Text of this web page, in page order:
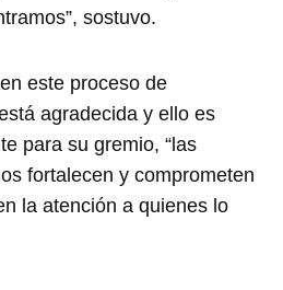
sostuvo.
este proceso de
agradecida y ello es
para su gremio, “las
fortalecen y comprometen
la atención a quienes lo